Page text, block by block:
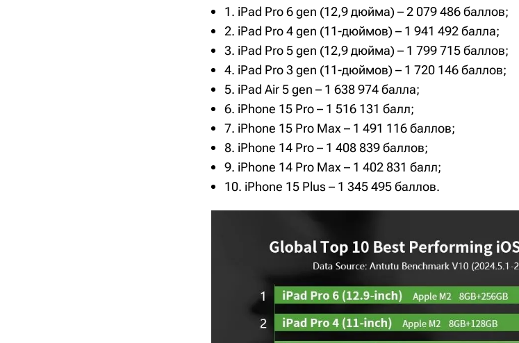
1. iPad Pro 6 gen (12,9 дюйма) – 2 079 486 баллов;
2. iPad Pro 4 gen (11-дюймов) – 1 941 492 балла;
3. iPad Pro 5 gen (12,9 дюйма) – 1 799 715 баллов;
4. iPad Pro 3 gen (11-дюймов) – 1 720 146 баллов;
5. iPad Air 5 gen – 1 638 974 балла;
6. iPhone 15 Pro – 1 516 131 балл;
7. iPhone 15 Pro Max – 1 491 116 баллов;
8. iPhone 14 Pro – 1 408 839 баллов;
9. iPhone 14 Pro Max – 1 402 831 балл;
10. iPhone 15 Plus – 1 345 495 баллов.